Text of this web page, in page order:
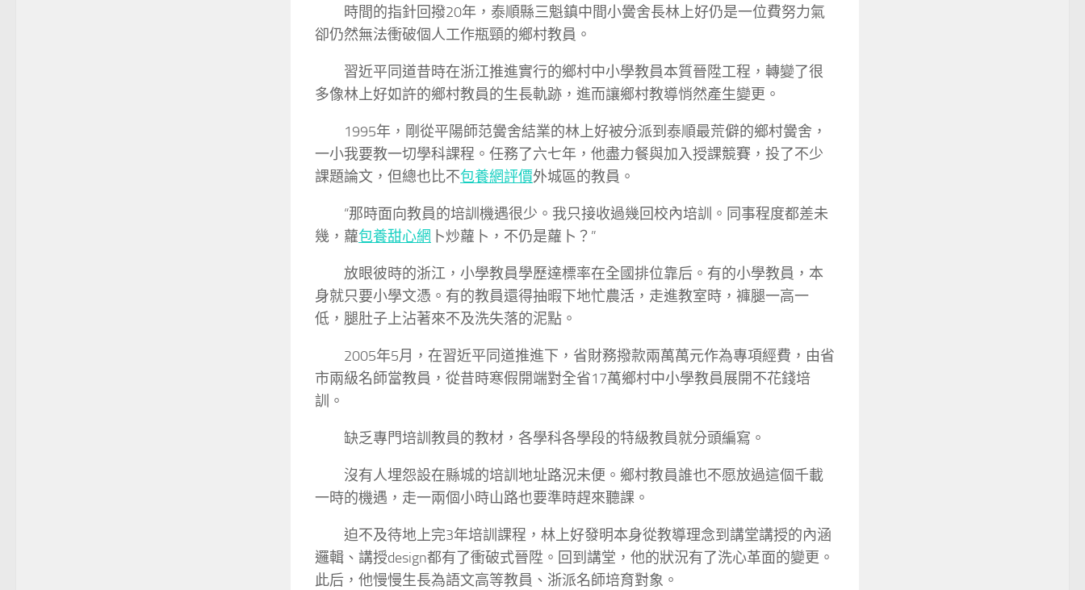
時間的指針回撥20年，泰順縣三魁鎮中間小黌舍長林上好仍是一位費努力氣
卻仍然無法衝破個人工作瓶頸的鄉村教員。
習近平同道昔時在浙江推進實行的鄉村中小學教員本質晉陞工程，轉變了很
多像林上好如許的鄉村教員的生長軌跡，進而讓鄉村教導悄然產生變更。
1995年，剛從平陽師范黌舍結業的林上好被分派到泰順最荒僻的鄉村黌舍，
一小我要教一切學科課程。任務了六七年，他盡力餐與加入授課競賽，投了不少
課題論文，但總也比不包養網評價外城區的教員。
“那時面向教員的培訓機遇很少。我只接收過幾回校內培訓。同事程度都差未
幾，蘿包養甜心網 卜炒蘿卜，不仍是蘿卜？”
放眼彼時的浙江，小學教員學歷達標率在全國排位靠后。有的小學教員，本
身就只要小學文憑。有的教員還得抽暇下地忙農活，走進教室時，褲腿一高一
低，腿肚子上沾著來不及洗失落的泥點。
2005年5月，在習近平同道推進下，省財務撥款兩萬萬元作為專項經費，由省
市兩級名師當教員，從昔時寒假開端對全省17萬鄉村中小學教員展開不花錢培
訓。
缺乏專門培訓教員的教材，各學科各學段的特級教員就分頭編寫。
沒有人埋怨設在縣城的培訓地址路況未便。鄉村教員誰也不愿放過這個千載
一時的機遇，走一兩個小時山路也要準時趕來聽課。
迫不及待地上完3年培訓課程，林上好發明本身從教導理念到講堂講授的內涵
邏輯、講授design都有了衝破式晉陞。回到講堂，他的狀況有了洗心革面的變更。
此后，他慢慢生長為語文高等教員、浙派名師培育對象。